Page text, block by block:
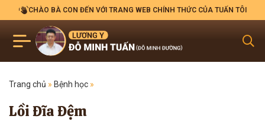
CHÀO BÀ CON ĐẾN VỚI TRANG WEB CHÍNH THỨC CỦA TUẤN TÔI
Trang chủ » Bệnh học »
Lồi Đĩa Đệm